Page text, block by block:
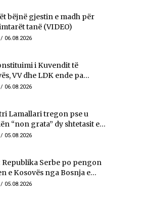
bëjnë gjestin e madh për
tanë (VIDEO)
06.08.2026
i Kuvendit të
VV dhe LDK ende pa...
06.08.2026
Lamallari tregon pse u
“non grata” dy shtetasit e...
05.08.2026
Republika Serbe po pengon
e Kosovës nga Bosnja e...
05.08.2026